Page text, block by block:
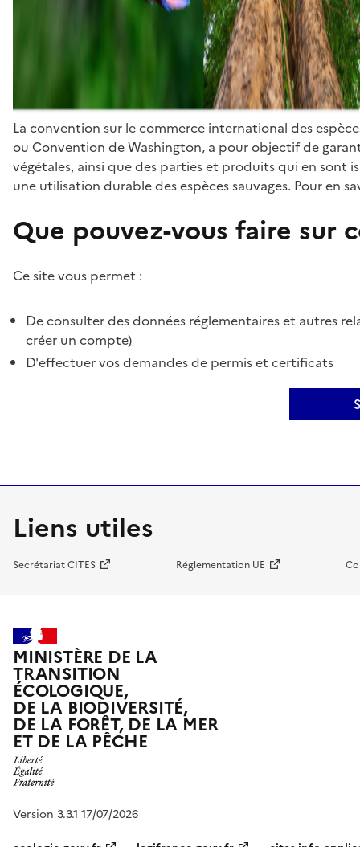
La convention sur le commerce international des
ou Convention de Washington, a pour objectif de
végétales, ainsi que des parties et produits qui en sont
une utilisation durable des espèces sauvages. Pour en
Que pouvez-vous faire sur
Ce site vous permet :
De consulter des données réglementaires et autres
créer un compte)
D'effectuer vos demandes de permis et certificats
Liens utiles
Secrétariat CITES Réglementation UE
MINISTÈRE DE LA
TRANSITION
ÉCOLOGIQUE,
DE LA BIODIVERSITÉ,
DE LA FORÊT, DE LA MER
ET DE LA PÊCHE
Version 3.3.1 17/07/2026